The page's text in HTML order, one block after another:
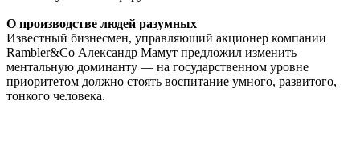
О производстве людей разумных
Известный бизнесмен, управляющий акционер компании
Rambler&Co Александр Мамут предложил изменить
ментальную доминанту — на государственном уровне
приоритетом должно стоять воспитание умного, развитого,
тонкого человека.